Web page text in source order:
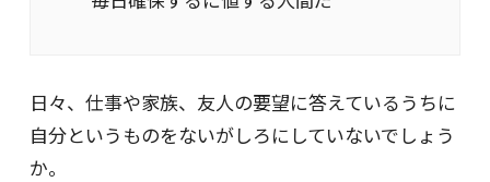
日々、仕事や家族、友人の要望に答えているうちに
自分というものをないがしろにしていないでしょう
か。